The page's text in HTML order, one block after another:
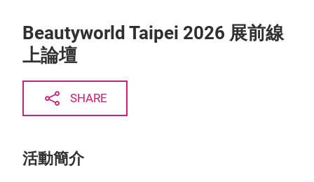
Beautyworld Taipei 2026 展前線
上論壇
SHARE
活動簡介